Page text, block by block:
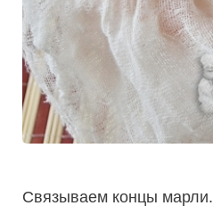
Связываем концы марли.